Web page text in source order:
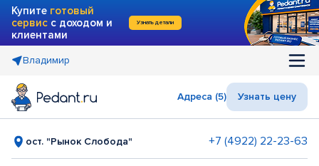
Купите готовый
сервис с доходом и
клиентами
Узнать детали
Владимир
Адреса (5) Узнать цену
ост. "Рынок Слобода" +7 (4922) 22-23-63